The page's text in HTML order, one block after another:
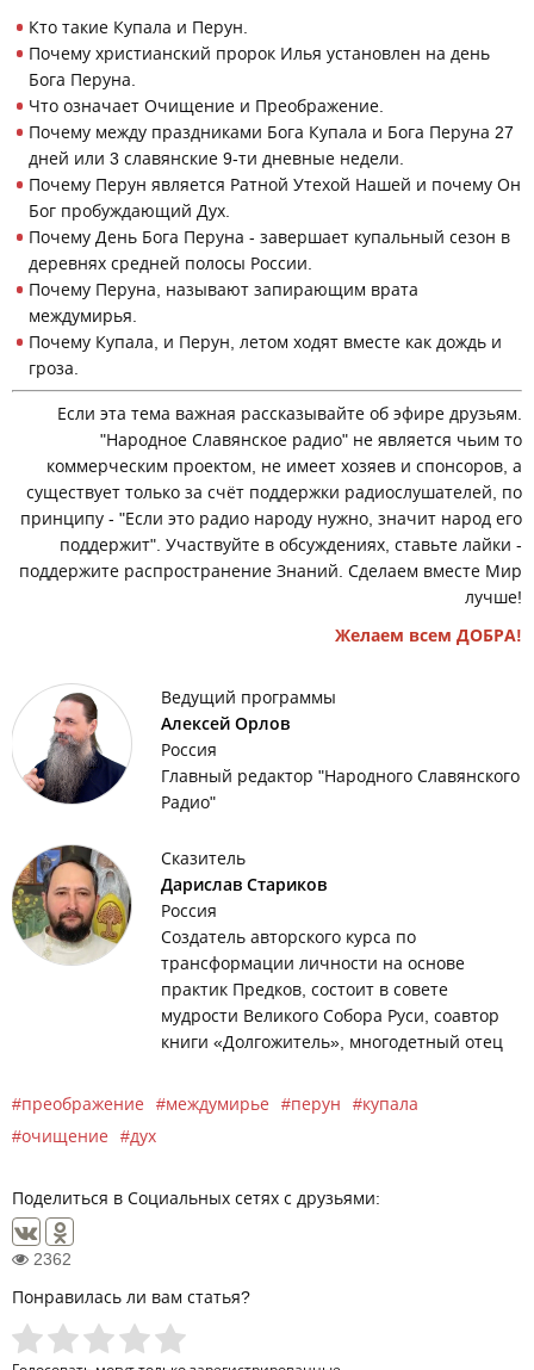
Кто такие Купала и Перун.
Почему христианский пророк Илья установлен на день
Бога Перуна.
Что означает Очищение и Преображение.
Почему между праздниками Бога Купала и Бога Перуна 27
дней или 3 славянские 9-ти дневные недели.
Почему Перун является Ратной Утехой Нашей и почему Он
Бог пробуждающий Дух.
Почему День Бога Перуна - завершает купальный сезон в
деревнях средней полосы России.
Почему Перуна, называют запирающим врата
междумирья.
Почему Купала, и Перун, летом ходят вместе как дождь и
гроза.
Если эта тема важная рассказывайте об эфире друзьям.
"Народное Славянское радио" не является чьим то
коммерческим проектом, не имеет хозяев и спонсоров, а
существует только за счёт поддержки радиослушателей, по
принципу - "Если это радио народу нужно, значит народ его
поддержит". Участвуйте в обсуждениях, ставьте лайки -
поддержите распространение Знаний. Сделаем вместе Мир
лучше!
Желаем всем ДОБРА!
Ведущий программы
Алексей Орлов
Россия
Главный редактор "Народного Славянского
Радио"
Сказитель
Дарислав Стариков
Россия
Создатель авторского курса по
трансформации личности на основе
практик Предков, состоит в совете
мудрости Великого Собора Руси, соавтор
книги «Долгожитель», многодетный отец
преображение междумирье перун
купала
очищение
дух
Поделиться в Социальных сетях с друзьями:
2362
Понравилась ли вам статья?